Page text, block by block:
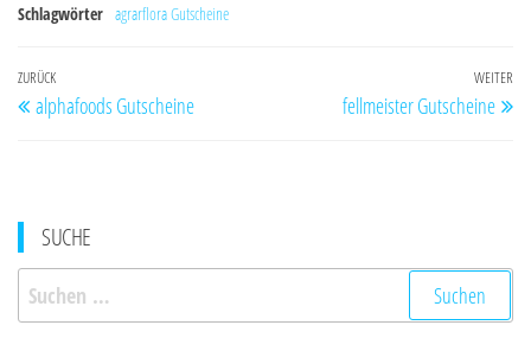
Schlagwörter agrarflora Gutscheine
Beitragsnavigation
Vorheriger
Beitrag
ZURÜCK
alphafoods Gutscheine
WEITER
fellmeister Gutscheine
SUCHE
Suchen
nach: